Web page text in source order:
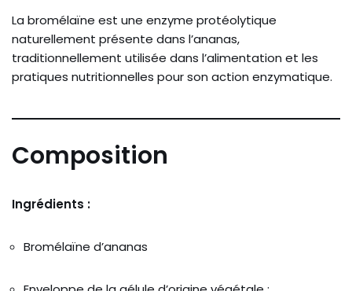
La bromélaïne est une enzyme protéolytique
naturellement présente dans l’ananas,
traditionnellement utilisée dans l’alimentation et les
pratiques nutritionnelles pour son action enzymatique.
Composition
Ingrédients :
Bromélaïne d’ananas